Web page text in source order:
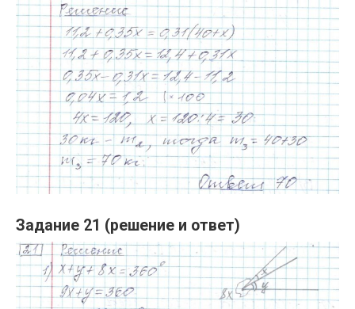
Задание 21 (решение и ответ)